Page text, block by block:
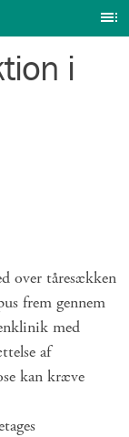
i
over tåresækken
frem gennem
med
af
kan kræve